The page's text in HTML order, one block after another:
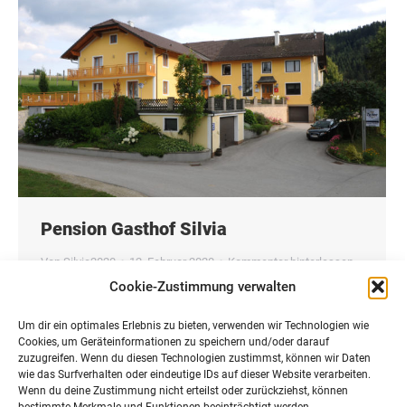
Cookie-Zustimmung verwalten
Um dir ein optimales Erlebnis zu bieten, verwenden wir Technologien wie
Cookies, um Geräteinformationen zu speichern und/oder darauf
zuzugreifen. Wenn du diesen Technologien zustimmst, können wir Daten
wie das Surfverhalten oder eindeutige IDs auf dieser Website verarbeiten.
Wenn du deine Zustimmung nicht erteilst oder zurückziehst, können
Pension Gasthof Silvia
Von Silvia2020 12. Februar 2020 Kommentar hinterlassen